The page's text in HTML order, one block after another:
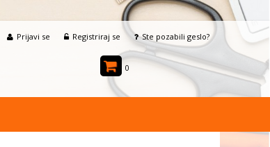
Prijavi se Registriraj se Ste pozabili geslo?
0